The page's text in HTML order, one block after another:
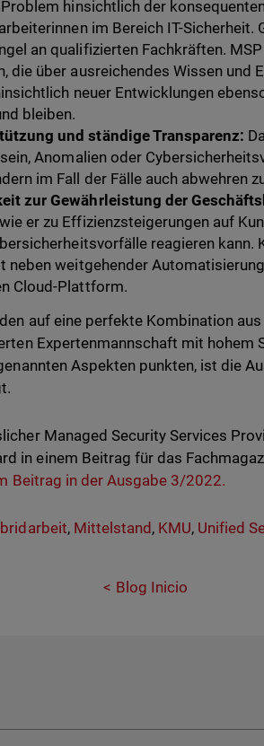
hinsichtlich der
im Bereich IT-Sicherheit.
an qualifizierten Fachkräften.
die über ausreichendes Wissen und
neuer Entwicklungen
bleiben.
und ständige Transparenz:
Anomalien oder
im Fall der Fälle auch abwehren
zur Gewährleistung der
er zu Effizienzsteigerungen auf
reagieren kann.
neben weitgehender
Cloud-Plattform.
auf eine perfekte Kombination
Expertenmannschaft mit hohem
Aspekten punkten, ist die
Managed Security Services
in einem Beitrag für das
Beitrag in der Ausgabe 3/2022.
, Mittelstand , KMU, Unified
Blog Inicio